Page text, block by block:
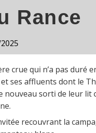
Rance
crue qui n’a pas duré
et ses affluents dont le
nouveau sorti de leur lit
recouvrant la